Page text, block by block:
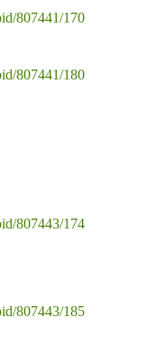
807441/170
807441/180
807443/174
807443/185